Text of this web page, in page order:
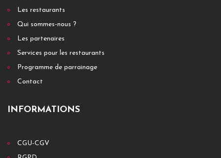
Les restaurants
Qui sommes-nous ?
Les partenaires
Services pour les restaurants
Programme de parrainage
Contact
INFORMATIONS
CGU-CGV